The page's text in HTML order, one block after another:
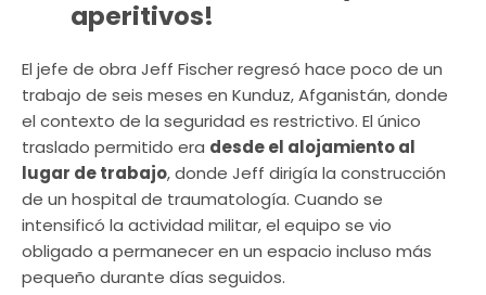
aperitivos!
El jefe de obra Jeff Fischer regresó hace poco de un
trabajo de seis meses en Kunduz, Afganistán, donde
el contexto de la seguridad es restrictivo. El único
traslado permitido era desde el alojamiento al
lugar de trabajo, donde Jeff dirigía la construcción
de un hospital de traumatología. Cuando se
intensificó la actividad militar, el equipo se vio
obligado a permanecer en un espacio incluso más
pequeño durante días seguidos.